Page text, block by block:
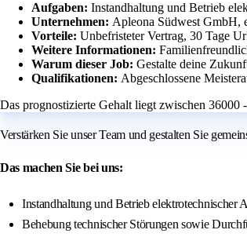
Aufgaben: Instandhaltung und Betrieb
Unternehmen: Apleona Südwest GmbH,
Vorteile: Unbefristeter Vertrag, 30 Tage
Weitere Informationen:
Warum dieser Job: Gestalte deine
Qualifikationen: Abgeschlossene
Das prognostizierte Gehalt liegt zwischen 36000
Verstärken Sie unser Team und gestalten Sie
Das machen Sie bei uns:
Instandhaltung und Betrieb elektrotechnischer
Behebung technischer Störungen sowie